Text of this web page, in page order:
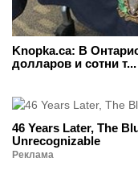
Knopka.ca: В
долларов и сотни т...
46 Years Later, The
Unrecognizable
Реклама